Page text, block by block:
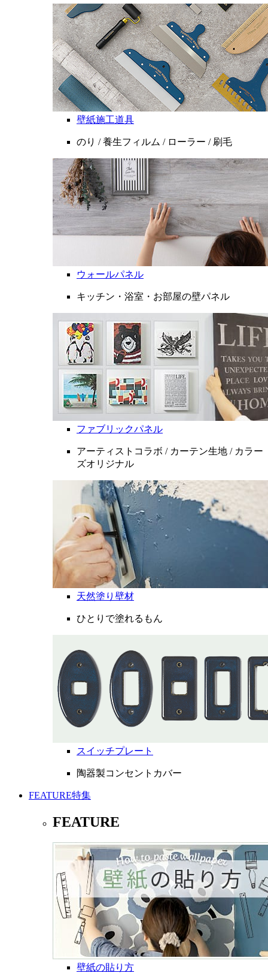
壁紙施工道具
のり / 養生フィルム / ローラー / 刷毛
ウォールパネル
キッチン・浴室・お部屋の壁パネル
ファブリックパネル
アーティストコラボ / カーテン生地 / カラー
ズオリジナル
天然塗り壁材
ひとりで塗れるもん
スイッチプレート
陶器製コンセントカバー
FEATURE特集
FEATURE
壁紙の貼り方